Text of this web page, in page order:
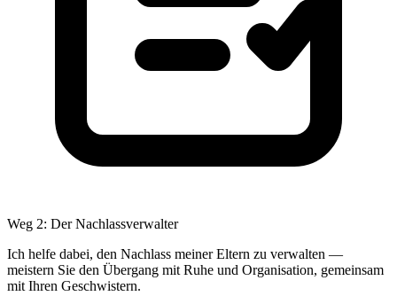
Weg 2: Der Nachlassverwalter
Ich helfe dabei, den Nachlass meiner Eltern zu verwalten —
meistern Sie den Übergang mit Ruhe und Organisation, gemeinsam
mit Ihren Geschwistern.